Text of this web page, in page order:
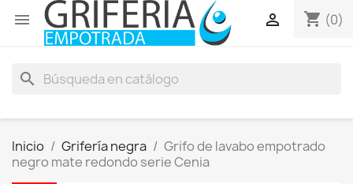
 shopping_cart (0)

search
Inicio Grifería negra
Grifo de lavabo empotrado
negro mate redondo serie Cenia